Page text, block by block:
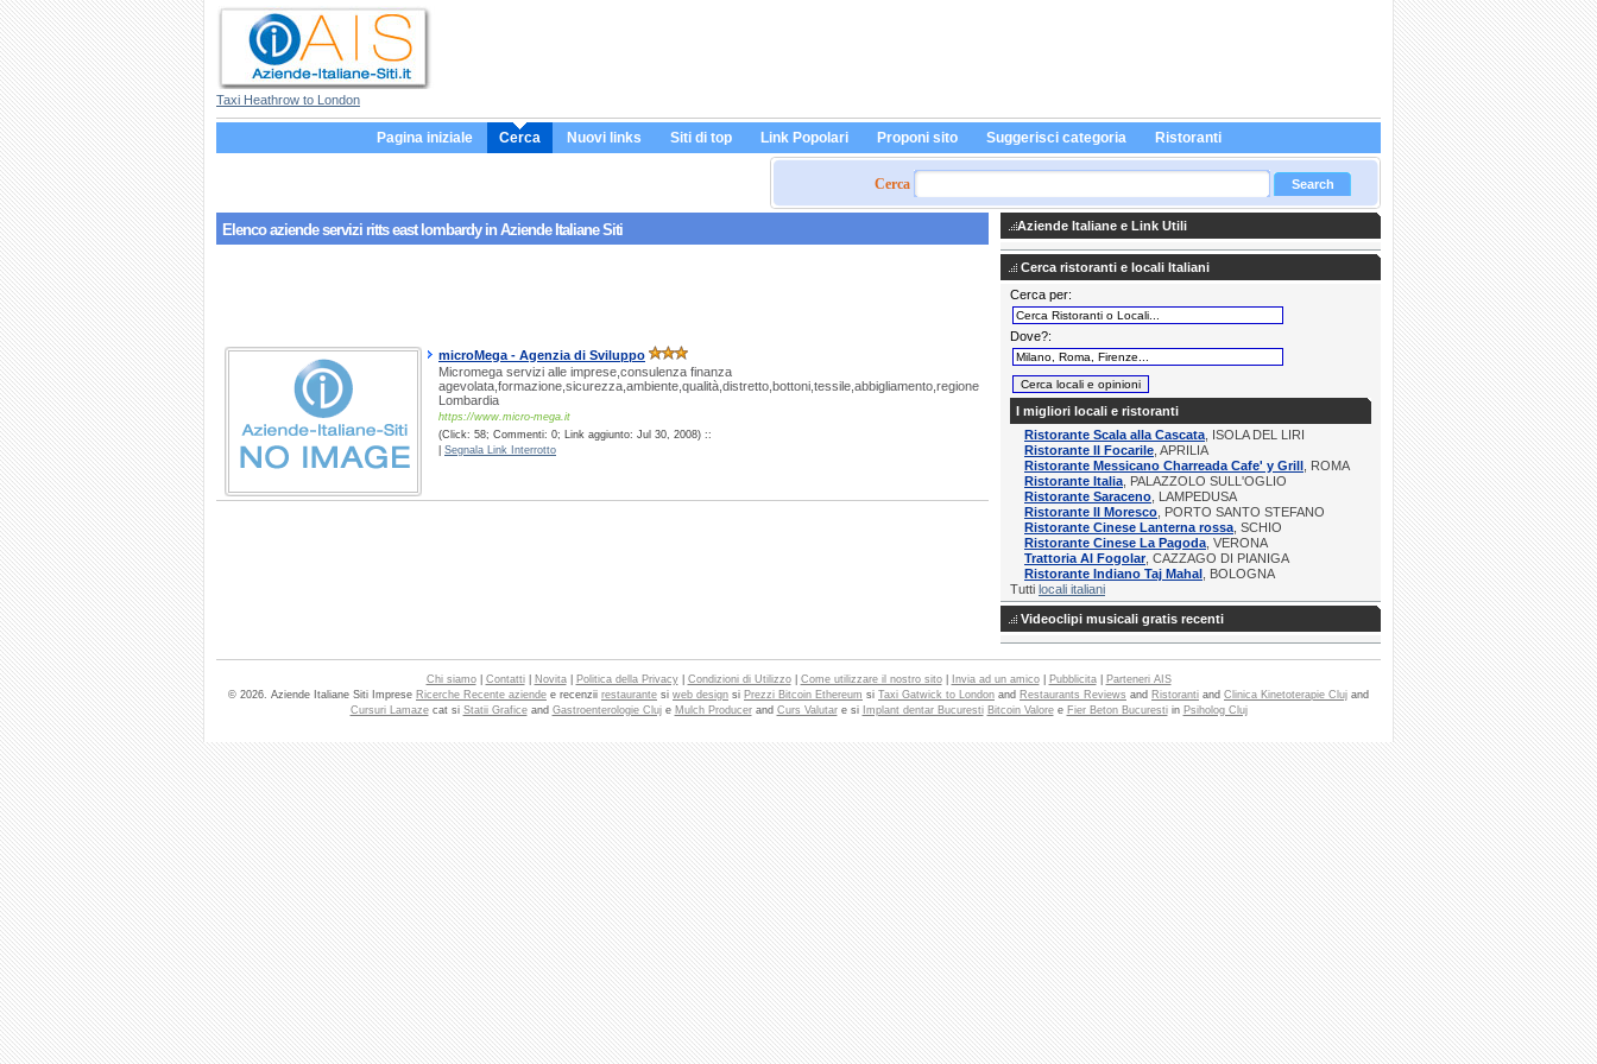
Taxi Heathrow to London
Pagina iniziale Cerca Nuovi links Siti di top Link Popolari Proponi sito Suggerisci categoria Ristoranti
Cerca
Elenco aziende servizi ritts east lombardyin Aziende Italiane Siti
microMega - Agenzia di Sviluppo
Micromega servizi alle imprese,consulenza finanza
agevolata,formazione,sicurezza,ambiente,qualità,distretto,bottoni,tessile,abbigliamento,regione
Lombardia
https://www.micro-mega.it
(Click: 58; Commenti: 0; Link aggiunto: Jul 30, 2008) ::
Segnala Link Interrotto
Aziende Italiane e Link Utili
Cerca ristoranti e locali Italiani
Cerca per:
Dove?:
I migliori locali e ristoranti
Ristorante Scala alla Cascata , ISOLA DEL LIRI
Ristorante Il Focarile , APRILIA
Ristorante Messicano Charreada Cafe' y Grill , ROMA
Ristorante Italia , PALAZZOLO SULL'OGLIO
Ristorante Saraceno , LAMPEDUSA
Ristorante Il Moresco , PORTO SANTO STEFANO
Ristorante Cinese Lanterna rossa , SCHIO
Ristorante Cinese La Pagoda , VERONA
Trattoria Al Fogolar, CAZZAGO DI PIANIGA
Ristorante Indiano Taj Mahal , BOLOGNA
Tutti locali italiani
Videoclipi musicali gratis recenti
Chi siamo| Contatti| Novita| Politica della Privacy| Condizioni di Utilizzo| Come utilizzare il nostro sito| Invia ad un amico| Pubblicita|
Parteneri AIS
© 2026. Aziende Italiane Siti Imprese Ricerche Recente aziende e recenzii restaurante si web design si Prezzi Bitcoin Ethereum si Taxi Gatwick to London and Restaurants Reviews and Ristoranti and Clinica Kinetoterapie Cluj and
Cursuri Lamazecat si Statii Graficeand Gastroenterologie Cluje Mulch Producerand Curs Valutare si Implant dentar Bucuresti Bitcoin Valoree Fier Beton Bucurestiin Psiholog Cluj